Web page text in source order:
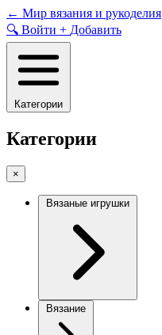
Skip
to
content
← Мир вязания и рукоделия
🔍 Войти + Добавить
Категории
Категории
×
Вязаные игрушки
Вязание